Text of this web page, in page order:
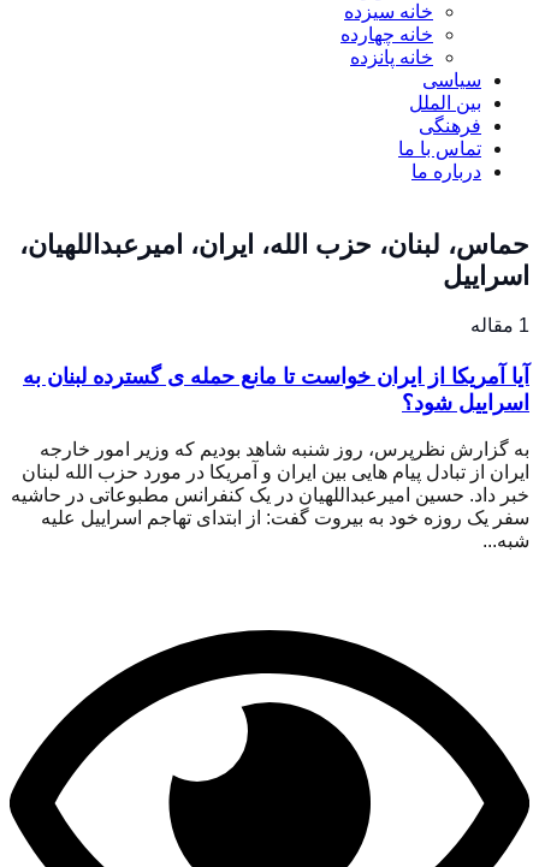
خانه سیزده
خانه چهارده
خانه پانزده
سیاسی
بین الملل
فرهنگی
تماس با ما
درباره ما
حماس، لبنان، حزب الله، ایران، امیرعبداللهیان،
اسراییل
1 مقاله
آیا آمریکا از ایران خواست تا مانع حمله ی گسترده لبنان به
اسراییل شود؟
به گزارش نظرپرس، روز شنبه شاهد بودیم که وزیر امور خارجه
ایران از تبادل پیام هایی بین ایران و آمریکا در مورد حزب الله لبنان
خبر داد. حسین امیرعبداللهیان در یک کنفرانس مطبوعاتی در حاشیه
سفر یک روزه خود به بیروت گفت: از ابتدای تهاجم اسراییل علیه
شبه...